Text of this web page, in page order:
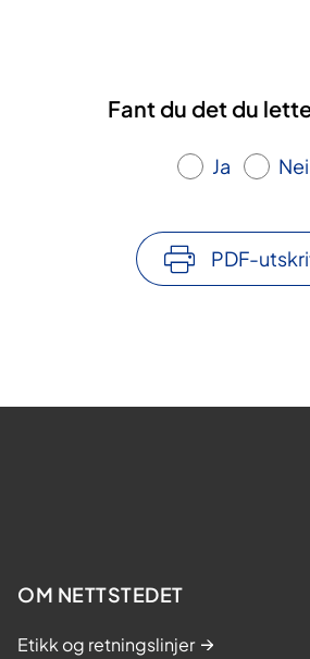
Fant du det du
Ja Nei
PDF-
OM NETTSTEDET
Etikk og retningslinjer